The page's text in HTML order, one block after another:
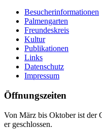
Besucherinformationen
Palmengarten
Freundeskreis
Kultur
Publikationen
Links
Datenschutz
Impressum
Öffnungszeiten
Von März bis Oktober ist der
er geschlossen.